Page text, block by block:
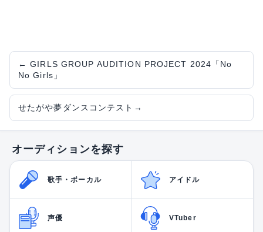
← GIRLS GROUP AUDITION PROJECT 2024「No
No Girls」
せたがや夢ダンスコンテスト →
オーディションを探す
歌手・ボーカル アイドル
声優 VTuber